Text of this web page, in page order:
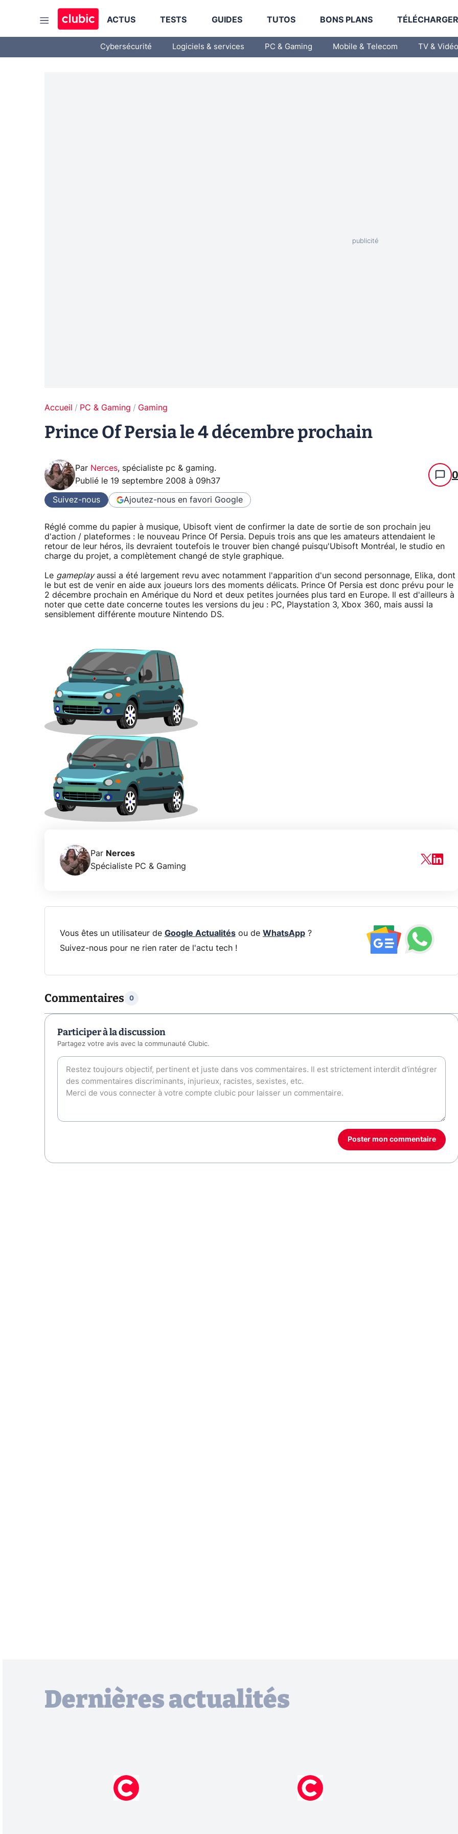
ACTUS TESTS GUIDES TUTOS BONS PLANS
Cybersécurité Logiciels & services PC & Gaming Mobile & Telecom TV & Vidéo
Accueil PC & Gaming Gaming
Prince Of Persia le 4 décembre prochain
Par Nerces, spécialiste pc & gaming.
Publié le 19 septembre 2008 à 09h37 0
Suivez-nous Ajoutez-nous en favori Google
Réglé comme du papier à musique, Ubisoft vient de confirmer la date de sortie de son prochain jeu
d'action / plateformes : le nouveau Prince Of Persia. Depuis trois ans que les amateurs attendaient le
retour de leur héros, ils devraient toutefois le trouver bien changé puisqu'Ubisoft Montréal, le studio en
charge du projet, a complètement changé de style graphique.
Le gameplayaussi a été largement revu avec notamment l'apparition d'un second personnage, Elika, dont
le but est de venir en aide aux joueurs lors des moments délicats. Prince Of Persia est donc prévu pour le
2 décembre prochain en Amérique du Nord et deux petites journées plus tard en Europe. Il est d'ailleurs à
noter que cette date concerne toutes les versions du jeu : PC, Playstation 3, Xbox 360, mais aussi la
sensiblement différente mouture Nintendo DS.
Par Nerces
Spécialiste PC & Gaming
Vous êtes un utilisateur de Google Actualitésou de WhatsApp?
Suivez-nous pour ne rien rater de l'actu tech !
Commentaires 0
Participer à la discussion
Partagez votre avis avec la communauté Clubic.
Poster mon commentaire
Dernières actualités